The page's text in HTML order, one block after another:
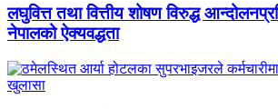
लघुवित्त तथा वित्तीय शोषण विरुद्ध
नेपालको ऐक्यवद्धता